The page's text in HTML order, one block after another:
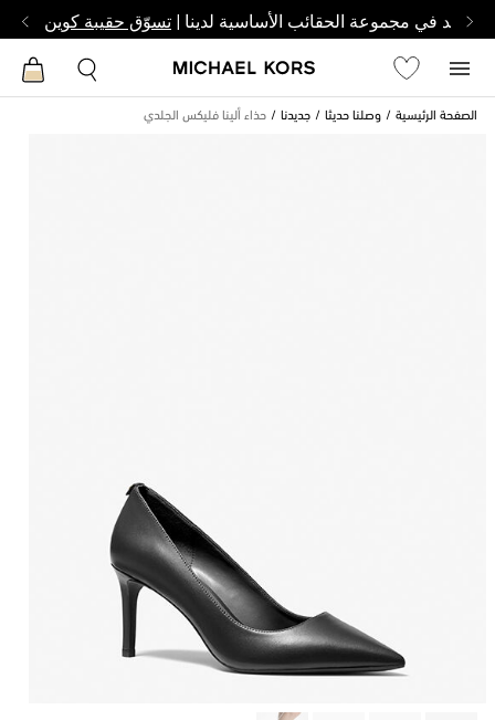
في مجموعة الحقائب الأساسية لدينا | تسوّق حقيبة كوين
الصفحة الرئيسية وصلنا حديثا جديدنا حذاء ألينا فليكس الجلدي